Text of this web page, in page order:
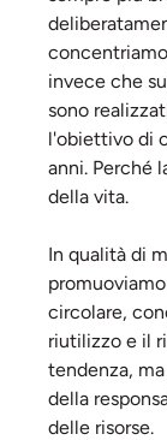
invece che
sono
l'obiettivo di
anni. Perché
della vita.
In qualità di
circolare,
riutilizzo e il
tendenza,
della
delle risorse.